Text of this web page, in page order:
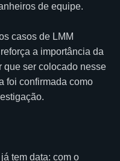
de equipe.
casos de LMM
a importância da
que ser colocado nesse
foi confirmada como
tem data: com o